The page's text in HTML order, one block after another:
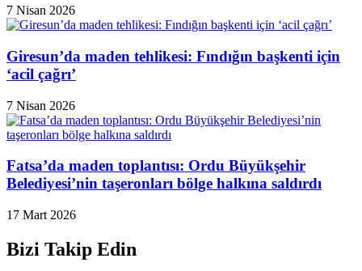
7 Nisan 2026
Giresun’da maden tehlikesi: Fındığın başkenti için
‘acil çağrı’
7 Nisan 2026
Fatsa’da maden toplantısı: Ordu Büyükşehir
Belediyesi’nin taşeronları bölge halkına saldırdı
17 Mart 2026
Bizi Takip Edin